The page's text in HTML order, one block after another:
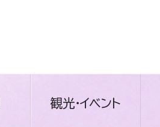
観光・イベント